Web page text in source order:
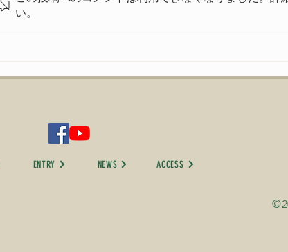
イベントの模様は
だきありが
了致しまし
い。
ENTRY NEWS ACCESS